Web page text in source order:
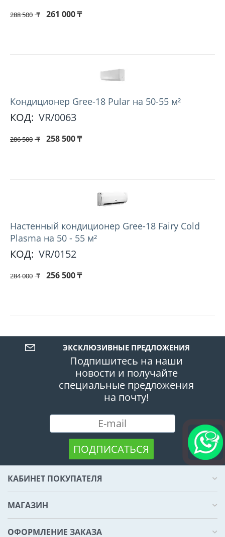
288 500 ₸ 261 000₸
Кондиционер Gree-18 Pular на 50-55 м²
КОД: VR/0063
286 500 ₸ 258 500₸
Настенный кондиционер Gree-18 Fairy Cold
Plasma на 50 - 55 м²
КОД: VR/0152
284 000 ₸ 256 500₸
ЭКСКЛЮЗИВНЫЕ ПРЕДЛОЖЕНИЯ
Подпишитесь на наши
новости и получайте
специальные предложения
на почту!
ПОДПИСАТЬСЯ
КАБИНЕТ ПОКУПАТЕЛЯ
МАГАЗИН
ОФОРМЛЕНИЕ ЗАКАЗА